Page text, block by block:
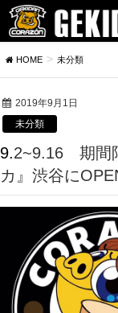
HOME 未分類
2019年9月1日
未分類
9.2~9.16 期間限定・時間限定『コラソンタピオ
カ』渋谷に